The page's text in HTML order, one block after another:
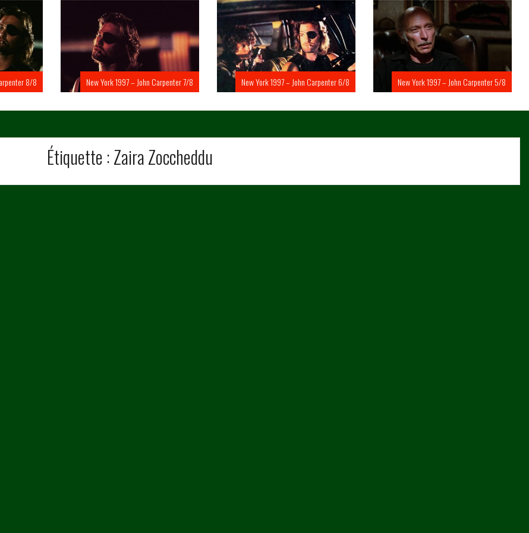
8/8 New York 1997 – John Carpenter 7/8 New York 1997 – John Carpenter 6/8 New York 1997 – John Carpenter 5/8
Étiquette :Zaira Zoccheddu